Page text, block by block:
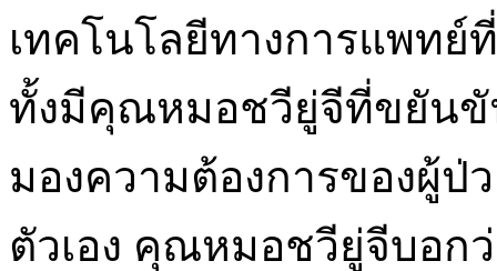
เทคโนโลยีทางการแพท
ทั้งมีคุณหมอชวียู่จีที่ขยันขั
มองความต้องการของผู้ป่
ตัวเอง คุณหมอชวียู่จีบอก